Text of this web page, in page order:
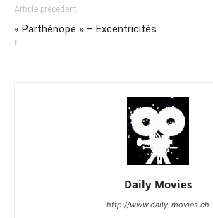
Article précédent
« Parthénope » – Excentricités
!
Daily Movies
http://www.daily-movies.ch